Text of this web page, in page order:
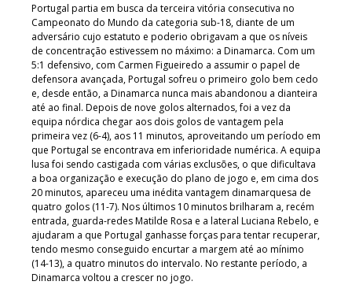
Portugal partia em busca da terceira vitória consecutiva no
Campeonato do Mundo da categoria sub-18, diante de um
adversário cujo estatuto e poderio obrigavam a que os níveis
de concentração estivessem no máximo: a Dinamarca. Com um
5:1 defensivo, com Carmen Figueiredo a assumir o papel de
defensora avançada, Portugal sofreu o primeiro golo bem cedo
e, desde então, a Dinamarca nunca mais abandonou a dianteira
até ao final. Depois de nove golos alternados, foi a vez da
equipa nórdica chegar aos dois golos de vantagem pela
primeira vez (6-4), aos 11 minutos, aproveitando um período em
que Portugal se encontrava em inferioridade numérica. A equipa
lusa foi sendo castigada com várias exclusões, o que dificultava
a boa organização e execução do plano de jogo e, em cima dos
20 minutos, apareceu uma inédita vantagem dinamarquesa de
quatro golos (11-7). Nos últimos 10 minutos brilharam a, recém
entrada, guarda-redes Matilde Rosa e a lateral Luciana Rebelo, e
ajudaram a que Portugal ganhasse forças para tentar recuperar,
tendo mesmo conseguido encurtar a margem até ao mínimo
(14-13), a quatro minutos do intervalo. No restante período, a
Dinamarca voltou a crescer no jogo.